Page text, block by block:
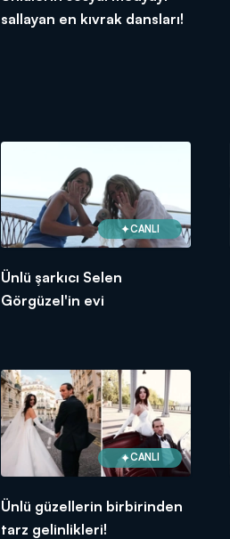
sallayan en kıvrak dansları!
CANLI
Ünlü şarkıcı Selen
Görgüzel'in evi
CANLI
Ünlü güzellerin birbirinden
tarz gelinlikleri!